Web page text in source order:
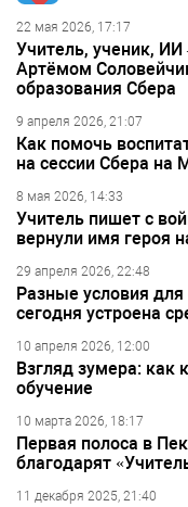
22 мая 2026, 17:17
Учитель, ученик,
Артёмом
образования Сбера
9 апреля 2026, 21:07
Как помочь
на сессии Сбера
8 мая 2026, 14:33
Учитель пишет с
вернули имя героя
29 апреля 2026, 22:48
Разные условия
сегодня устроена
10 апреля 2026, 12:00
Взгляд зумера: как
обучение
10 марта 2026, 18:17
Первая полоса в
благодарят
11 декабря 2025, 21:40